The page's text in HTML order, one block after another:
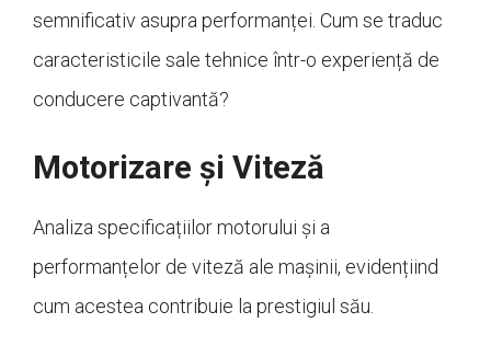
semnificativ asupra performanței. Cum se traduc
caracteristicile sale tehnice într-o experiență de
conducere captivantă?
Motorizare și Viteză
Analiza specificațiilor motorului și a
performanțelor de viteză ale mașinii, evidențiind
cum acestea contribuie la prestigiul său.